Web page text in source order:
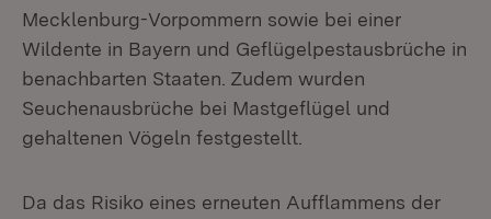
Mecklenburg-Vorpommern sowie bei einer
Wildente in Bayern und Geflügelpestausbrüche in
benachbarten Staaten. Zudem wurden
Seuchenausbrüche bei Mastgeflügel und
gehaltenen Vögeln festgestellt.
Da das Risiko eines erneuten Aufflammens der